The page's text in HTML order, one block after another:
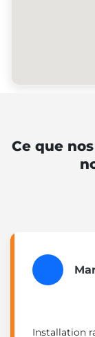
Ce que
Installation